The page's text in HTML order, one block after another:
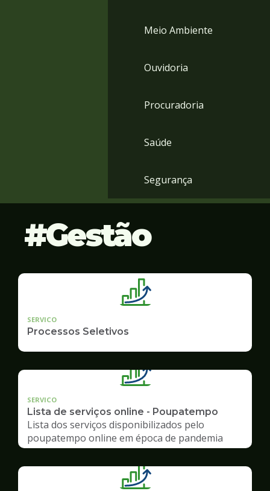
Meio Ambiente
Ouvidoria
Procuradoria
Saúde
Segurança
Gestão
SERVICO
Processos Seletivos
SERVICO
Lista de serviços online - Poupatempo
Lista dos serviços disponibilizados pelo
poupatempo online em época de pandemia